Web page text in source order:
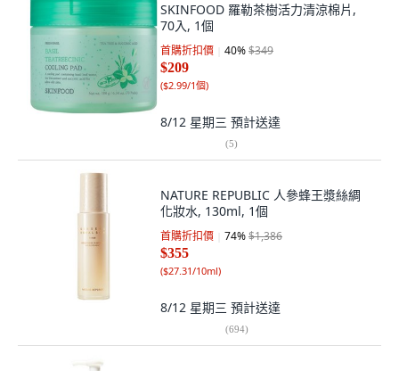
SKINFOOD 羅勒茶樹活力清涼棉片,
70入, 1個
首購折扣價 40%$349
$209
($2.99/1個)
8/12 星期三 預計送達
(5)
NATURE REPUBLIC 人參蜂王漿絲綢
化妝水, 130ml, 1個
首購折扣價 74%$1,386
$355
($27.31/10ml)
8/12 星期三 預計送達
(694)